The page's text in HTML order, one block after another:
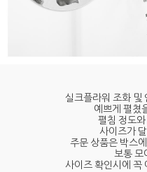
실크플라워 조화 및
예쁘게 펼쳤
펼침 정도
사이즈가
주문 상품은 박스
보통 모
사이즈 확인시에 꼭